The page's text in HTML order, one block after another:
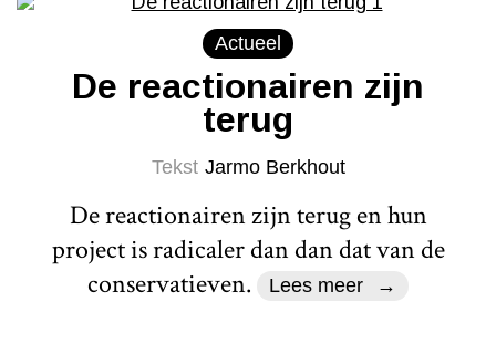
Actueel
De reactionairen zijn
terug
Tekst Jarmo Berkhout
De reactionairen zijn terug en hun
project is radicaler dan dan dat van de
conservatieven.
Lees meer